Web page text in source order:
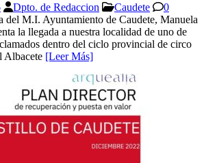
Dpto. de Redaccion Caudete
0
del M.I. Ayuntamiento de Caudete, Manuela
la llegada a nuestra localidad de uno de
dentro del ciclo provincial de circo
Albacete [Leer Más]